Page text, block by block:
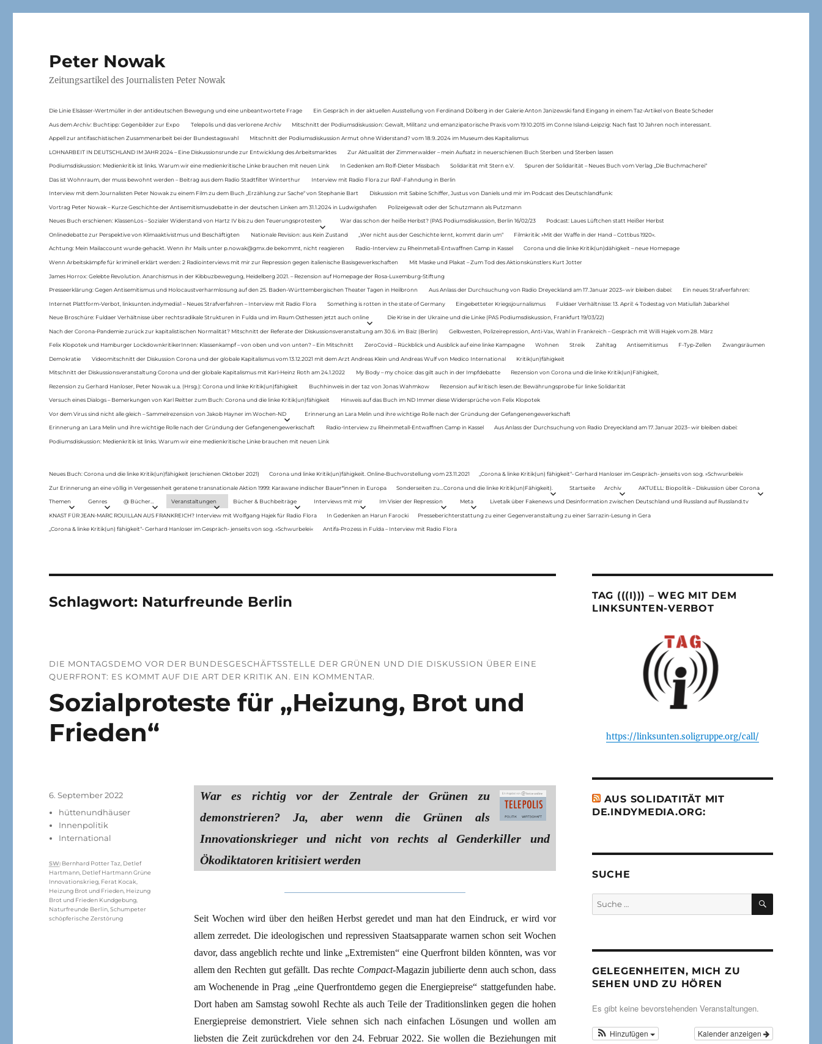
Peter Nowak
Zeitungsartikel des Journalisten Peter Nowak
Die Linie Elsässer-Wertmüller in der antideutschen Bewegung und eine unbeantwortete Frage Ein Gespräch in der aktuellen Ausstellung von Ferdinand Dölberg in der Galerie Anton Janizewski fand Eingang in einem Taz-Artikel von Beate Scheder
Aus dem Archiv: Buchtipp: Gegenbilder zur Expo Telepolis und das verlorene Archiv Mitschnitt der Podiumsdiskussion: Gewalt, Militanz und emanzipatorische Praxis vom 19.10.2015 im Conne Island-Leipzig: Nach fast 10 Jahren noch interessant.
Appell zur antifaschistischen Zusammenarbeit bei der Bundestagswahl Mitschnitt der Podiumsdiskussion Armut ohne Widerstand? vom 18.9..2024 im Museum des Kapitalismus
LOHNARBEIT IN DEUTSCHLAND IM JAHR 2024 – Eine Diskussionsrunde zur Entwicklung des Arbeitsmarktes Zur Aktualität der Zimmerwalder – mein Aufsatz in neuerschienen Buch Sterben und Sterben lassen
Podiumsdiskussion: Medienkritik ist links. Warum wir eine medienkritische Linke brauchen mit neuen Link In Gedenken am Rolf-Dieter Missbach Solidarität mit Stern e.V. Spuren der Solidarität – Neues Buch vom Verlag „Die Buchmacherei“
Das ist Wohnraum, der muss bewohnt werden – Beitrag aus dem Radio Stadtfilter Winterthur Interview mit Radio Flora zur RAF-Fahndung in Berlin
Interview mit dem Journalisten Peter Nowak zu einem Film zu dem Buch „Erzählung zur Sache“ von Stephanie Bart Diskussion mit Sabine Schiffer, Justus von Daniels und mir im Podcast des Deutschlandfunk:
Vortrag Peter Nowak – Kurze Geschichte der Antisemitismusdebatte in der deutschen Linken am 31.1.2024 in Ludwigshafen Polizeigewalt oder der Schutzmann als Putzmann
Neues Buch erschienen: KlassenLos – Sozialer Widerstand von Hartz IV bis zu den Teuerungsprotesten War das schon der heiße Herbst? (PAS Podiumsdiskussion, Berlin 16/02/23 Podcast: Laues Lüftchen statt Heißer Herbst
Onlinedebatte zur Perspektive von Klimaaktivistmus und Beschäftigten Nationale Revision: aus Kein Zustand „Wer nicht aus der Geschichte lernt, kommt darin um“ Filmkritik: »Mit der Waffe in der Hand – Cottbus 1920«.
Achtung: Mein Mailaccount wurde gehackt. Wenn ihr Mails unter p.nowak@gmx.de bekommt, nicht reagieren Radio-Interview zu Rheinmetall-Entwaffnen Camp in Kassel Corona und die linke Kritik(un)dähigkeit – neue Homepage
Wenn Arbeitskämpfe für kriminell erklärt werden: 2 Radiointerviews mit mir zur Repression gegen italienische Basisgewerkschaften Mit Maske und Plakat – Zum Tod des Aktionskünstlers Kurt Jotter
James Horrox: Gelebte Revolution. Anarchismus in der Kibbuzbewegung, Heidelberg 2021. – Rezension auf Homepage der Rosa-Luxemburg-Stiftung
Presseerklärung: Gegen Antisemitismus und Holocaustverharmlosung auf den 25. Baden-Württembergischen Theater Tagen in Heilbronn Aus Anlass der Durchsuchung von Radio Dreyeckland am 17.Januar 2023– wir bleiben dabei: Ein neues Strafverfahren:
Internet Plattform-Verbot, linksunten.indymedia1 – Neues Strafverfahren – Interview mit Radio Flora Something is rotten in the state of Germany Eingebetteter Kriegsjournalismus Fuldaer Verhältnisse: 13. April: 4 Todestag von Matiul­lah Jabarkhel
Neue Broschüre: Fuldaer Verhältnisse über rechtsradikale Strukturen in Fulda und im Raum Osthessen jetzt auch online Die Krise in der Ukraine und die Linke (PAS Podiumsdiskussion, Frankfurt 19/03/22)
Nach der Corona-Pandemie zurück zur kapitalistischen Normalität? Mitschnitt der Referate der Diskussionsveranstaltung am 30.6. im Baiz (Berlin) Gelbwesten, Polizeirepression, Anti-Vax, Wahl in Frankreich – Gespräch mit Willi Hajek vom 28. März
Felix Klopotek und Hamburger LockdownkritikerInnen: Klassenkampf – von oben und von unten? – Ein Mitschnitt ZeroCovid – Rückblick und Ausblick auf eine linke Kampagne Wohnen Streik Zahltag Antisemitismus F-Typ-Zellen Zwangsräumen
Demokratie Videomitschnitt der Diskussion Corona und der globale Kapitalismus vom 13.12.2021 mit dem Arzt Andreas Klein und Andreas Wulf von Medico International Kritik(un)fähigkeit
Mitschnitt der Diskussionsveranstaltung Corona und der globale Kapitalismus mit Karl-Heinz Roth am 24.1.2022 My Body – my choice: das gilt auch in der Impfdebatte Rezension von Corona und die linke Kritik(un)Fähigkeit,
Rezension zu Gerhard Hanloser, Peter Nowak u.a. (Hrsg.): Corona und linke Kritik(un)fähigkeit Buchhinweis in der taz von Jonas Wahmkow Rezension auf kritisch lesen.de: Bewährungsprobe für linke Solidarität
Versuch eines Dialogs – Bemerkungen von Karl Reitter zum Buch: Corona und die linke Kritik(un)fähigkeit Hinweis auf das Buch im ND Immer diese Widersprüche von Felix Klopotek
Vor dem Virus sind nicht alle gleich – Sammelrezension von Jakob Hayner im Wochen-ND Erinnerung an Lara Melin und ihre wichtige Rolle nach der Gründung der Gefangenengewerkschaft
Erinnerung an Lara Melin und ihre wichtige Rolle nach der Gründung der Gefangenengewerkschaft Radio-Interview zu Rheinmetall-Entwaffnen Camp in Kassel Aus Anlass der Durchsuchung von Radio Dreyeckland am 17.Januar 2023– wir bleiben dabei:
Podiumsdiskussion: Medienkritik ist links. Warum wir eine medienkritische Linke brauchen mit neuen Link
Neues Buch: Corona und die linke Kritik(un)fähigkeit (erschienen Oktober 2021) Corona und linke Kritik(un)fähigkeit. Online-Buchvorstellung vom 23.11.2021 „Corona & linke Kritik(un) fähigkeit“- Gerhard Hanloser im Gespräch- jenseits von sog. »Schwurbelei«
Zur Erinnerung an eine völlig in Vergessenheit geratene transnationale Aktion 1999: Karawane indischer Bauer*innen in Europa Sonderseiten zu…Corona und die linke Kritik(un)Fähigkeit). Startseite Archiv AKTUELL: Biopolitik – Diskussion über Corona
Themen Genres @ Bücher… Veranstaltungen Bücher & Buchbeiträge Interviews mit mir Im Visier der Repression Meta Livetalk über Fakenews und Desinformation zwischen Deutschland und Russland auf Russland.tv
KNAST FÜR JEAN-MARC ROUILLAN AUS FRANKREICH? Interview mit Wolfgang Hajek für Radio Flora In Gedenken an Harun Farocki Presseberichterstattung zu einer Gegenveranstaltung zu einer Sarrazin-Lesung in Gera
„Corona & linke Kritik(un) fähigkeit“- Gerhard Hanloser im Gespräch- jenseits von sog. »Schwurbelei« Antifa-Prozess in Fulda – Interview mit Radio Flora
Schlagwort: Naturfreunde Berlin
DIE MONTAGSDEMO VOR DER BUNDESGESCHÄFTSSTELLE DER GRÜNEN UND DIE DISKUSSION ÜBER EINE
QUERFRONT: ES KOMMT AUF DIE ART DER KRITIK AN. EIN KOMMENTAR.
Sozialproteste für „Heizung, Brot und
Frieden“
War es richtig vor der Zentrale der Grünen zu
demonstrieren? Ja, aber wenn die Grünen als
Innovationskrieger und nicht von rechts al Genderkiller und
Ökodiktatoren kritisiert werden
Seit Wochen wird über den heißen Herbst geredet und man hat den Eindruck, er wird vor
allem zerredet. Die ideologischen und repressiven Staatsapparate warnen schon seit Wochen
davor, dass angeblich rechte und linke „Extremisten“ eine Querfront bilden könnten, was vor
allem den Rechten gut gefällt. Das rechte Compact-Magazin jubilierte denn auch schon, dass
am Wochenende in Prag „eine Querfrontdemo gegen die Energiepreise“ stattgefunden habe.
Dort haben am Samstag sowohl Rechte als auch Teile der Traditionslinken gegen die hohen
Energiepreise demonstriert. Viele sehnen sich nach einfachen Lösungen und wollen am
liebsten die Zeit zurückdrehen vor den 24. Februar 2022. Sie wollen die Beziehungen mit
Veröffentlicht
am
6. September 2022
Kategorien
hüttenundhäuser
Innenpolitik
International
Schlagwörter
SW: Bernhard Potter Taz Detlef
Hartmann Detlef Hartmann Grüne
Innovationskrieg Ferat Kocak
Heizung Brot und Frieden Heizung
Brot und Frieden Kundgebung
Naturfreunde Berlin ,Schumpeter
schöpferische Zerstörung
TAG (((I))) – WEG MIT DEM
LINKSUNTEN-VERBOT
https://linksunten.soligruppe.org/call/
AUS SOLIDATITÄT MIT
DE.INDYMEDIA.ORG:
SUCHE
Suche
nach:
SUCHEN
GELEGENHEITEN, MICH ZU
SEHEN UND ZU HÖREN
Es gibt keine bevorstehenden Veranstaltungen.
Kalender anzeigen
Hinzufügen